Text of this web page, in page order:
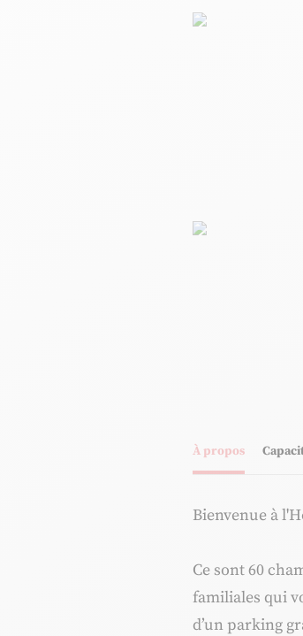
À propos
Bienvenue à
Ce sont 60
familiales qui
d’un parking